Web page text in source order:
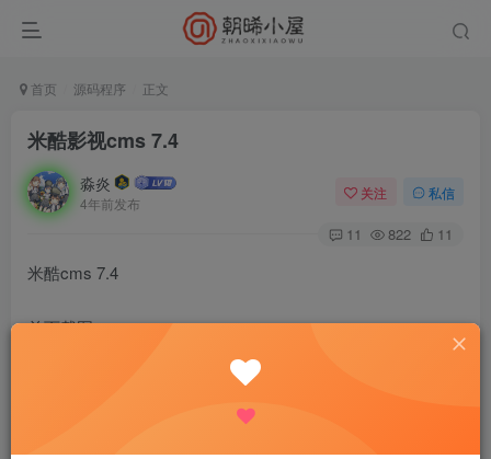
首页 源码程序 正文
米酷影视cms 7.4
淼炎
4年前发布
关注 私信
11 822 11
米酷cms 7.4
首页截图：